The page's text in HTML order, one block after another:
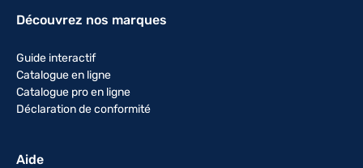
Découvrez nos marques
Guide interactif
Catalogue en ligne
Catalogue pro en ligne
Déclaration de conformité
Aide